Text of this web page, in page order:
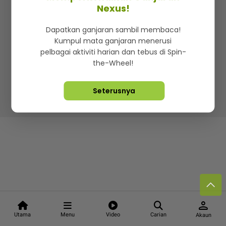
Utama Menu Video Carian
person
Akaun
Iklan di SMG360
Terma & Syarat Dasar Privasi
Lebih hot, viral dan sensasi
Hakcipta Terpelihara ©2026. Star Media Group Berhad
Nexus!
Dapatkan ganjaran sambil membaca!
Kumpul mata ganjaran menerusi
pelbagai aktiviti harian dan tebus di Spin-
the-Wheel!
Seterusnya